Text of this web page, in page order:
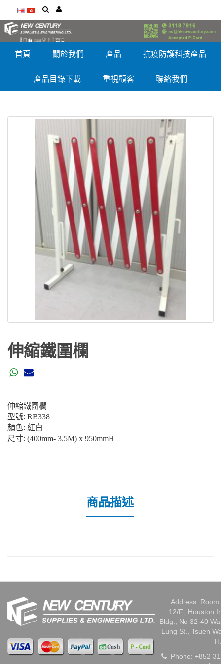
首頁 關於我們 產品 抗疫防護科技產品
產品目錄下載 重視顧客 聯絡我們
伸縮鐵圍欄
伸縮鐵圍欄
型號: RB338
顏色: 紅白
尺寸: (400mm- 3.5M) x 950mmH
商品描述
Address: Room
12/F., Houston
Bldg., No 32-40
Lung St., Tsuen
Phone: +852